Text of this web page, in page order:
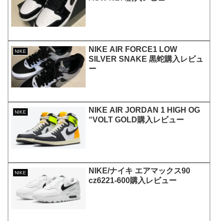
NIKE
NIKE AIR FORCE1 LOW
SILVER SNAKE 黒蛇購入レビュ
ー
NIKE
NIKE AIR JORDAN 1 HIGH OG
“VOLT GOLD購入レビュー
NIKE
NIKE/ナイキ エアマックス90
cz6221-600購入レビュー